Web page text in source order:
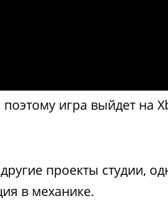
игра выйдет на
проекты студии,
в механике.